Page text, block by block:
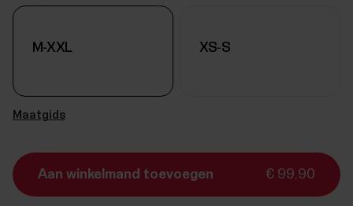
M-XXL XS-S
Maatgids
Aan winkelmand toevoegen € 99,90